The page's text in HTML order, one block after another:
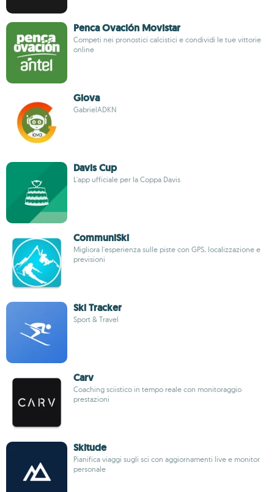
Penca Ovación Movistar
Competi nei pronostici calcistici e condividi le tue vittorie
online
Giova
GabrielADKN
Davis Cup
L'app ufficiale per la Coppa Davis
CommuniSki
Migliora l'esperienza sulle piste con GPS, localizzazione e
previsioni
Ski Tracker
Sport & Travel
Carv
Coaching sciistico in tempo reale con monitoraggio
prestazioni
Skitude
Pianifica viaggi sugli sci con aggiornamenti live e monitor
personale